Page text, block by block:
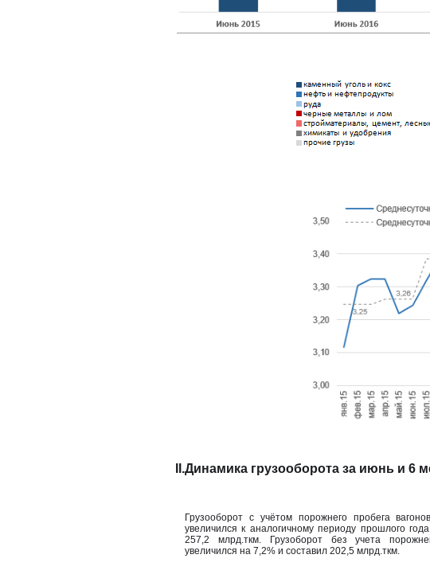
II.Динамика грузооборота за июнь и 6
Грузооборот с учётом порожнего пробега
увеличился к аналогичному периоду прошлого
257,2 млрд.ткм. Грузоборот без учета
увеличился на 7,2% и составил 202,5 млрд.ткм.